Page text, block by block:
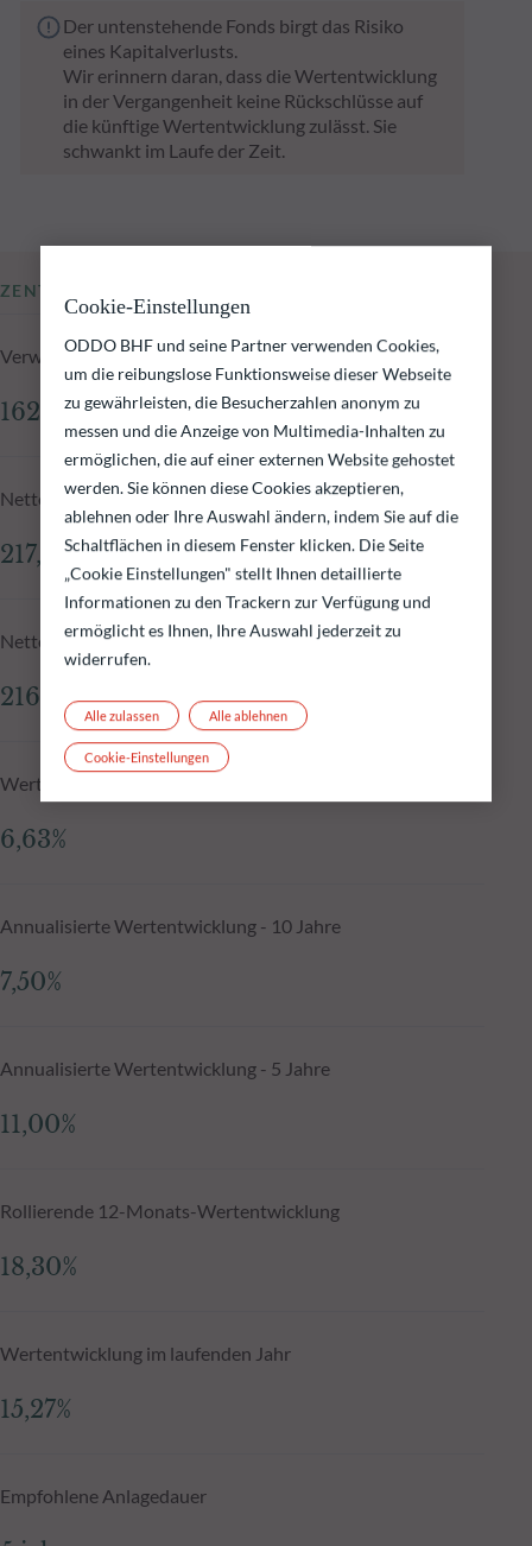
Der untenstehende Fonds birgt das Risiko
eines Kapitalverlusts.
Wir erinnern daran, dass die Wertentwicklung
in der Vergangenheit keine Rückschlüsse auf
die künftige Wertentwicklung zulässt. Sie
schwankt im Laufe der Zeit.
ZENTRALE KENNZAHLEN
Verwaltetes Fondsvolumen zum 06.08.2026
162,07 Mio.€
Nettoinventarwert zum 06.08.2026
217,23 €
Nettoinventarwert N-1
216,32 €
Wertentwicklung seit Auflegung, annualisiert
6,63%
Annualisierte Wertentwicklung - 10 Jahre
7,50%
Annualisierte Wertentwicklung - 5 Jahre
11,00%
Rollierende 12-Monats-Wertentwicklung
18,30%
Wertentwicklung im laufenden Jahr
15,27%
Empfohlene Anlagedauer
Cookie-Einstellungen
ODDO BHF und seine Partner verwenden Cookies,
um die reibungslose Funktionsweise dieser Webseite
zu gewährleisten, die Besucherzahlen anonym zu
messen und die Anzeige von Multimedia-Inhalten zu
ermöglichen, die auf einer externen Website gehostet
werden. Sie können diese Cookies akzeptieren,
ablehnen oder Ihre Auswahl ändern, indem Sie auf die
Schaltflächen in diesem Fenster klicken. Die Seite
„Cookie Einstellungen" stellt Ihnen detaillierte
Informationen zu den Trackern zur Verfügung und
ermöglicht es Ihnen, Ihre Auswahl jederzeit zu
widerrufen.
Alle ablehnen
Alle zulassen
Cookie-Einstellungen